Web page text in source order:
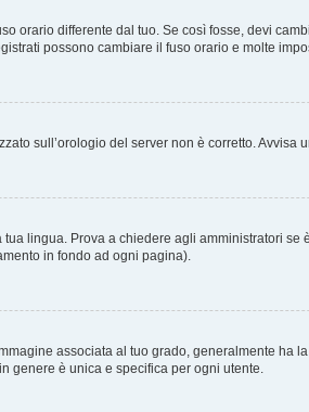
orario differente dal tuo. Se così fosse, devi
possono cambiare il fuso orario e molte
sull’orologio del server non è corretto.
lingua. Prova a chiedere agli amministratori
in fondo ad ogni pagina).
associata al tuo grado, generalmente ha
genere è unica e specifica per ogni utente.